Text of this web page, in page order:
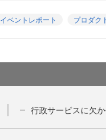
イベントレポート プロダク
行政サービスに欠